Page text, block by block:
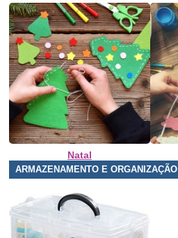
Natal
ARMAZENAMENTO E ORGANIZAÇÃO